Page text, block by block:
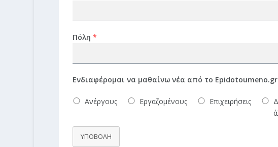
Πόλη *
Ενδιαφέρομαι να μαθαίνω νέα από το Epidotoumeno.gr
Ανέργους Εργαζομένους Επιχειρήσεις
ΥΠΟΒΟΛΗ